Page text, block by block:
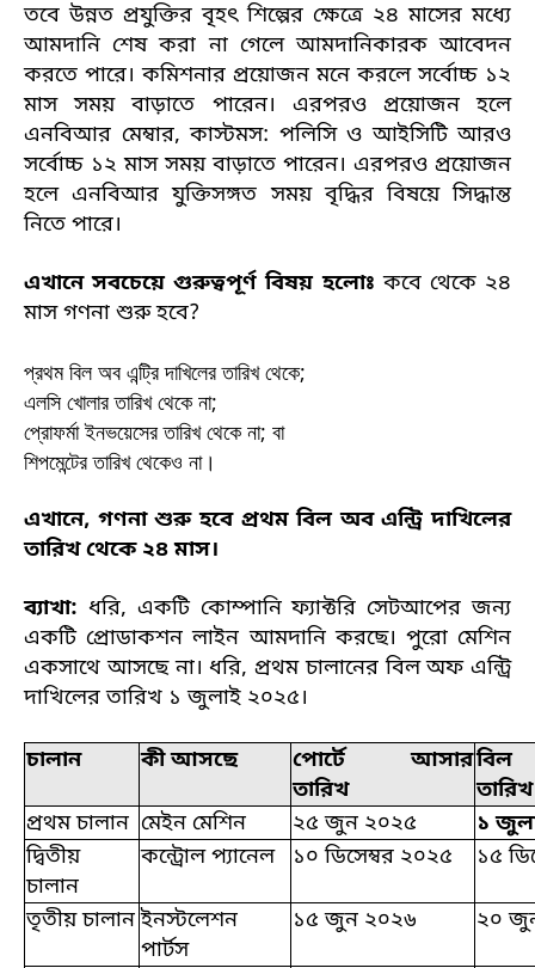
তবে উন্নত প্রযুক্তির বৃহৎ শিল্পের ক্ষেত্রে ২৪ মাসের মধ্যে
আমদানি শেষ করা না গেলে আমদানিকারক আবেদন
করতে পারে। কমিশনার প্রয়োজন মনে করলে সর্বোচ্চ ১২
মাস সময় বাড়াতে পারেন। এরপরও প্রয়োজন হলে
এনবিআর মেম্বার, কাস্টমস: পলিসি ও আইসিটি আরও
সর্বোচ্চ ১২ মাস সময় বাড়াতে পারেন। এরপরও প্রয়োজন
হলে এনবিআর যুক্তিসঙ্গত সময় বৃদ্ধির বিষয়ে সিদ্ধান্ত
নিতে পারে।
এখানে সবচেয়ে গুরুত্বপূর্ণ বিষয় হলোঃকবে থেকে ২৪
মাস গণনা শুরু হবে?
প্রথম বিল অব এন্ট্রি দাখিলের তারিখ থেকে;
এলসি খোলার তারিখ থেকে না;
প্রোফর্মা ইনভয়েসের তারিখ থেকে না; বা
শিপমেন্টের তারিখ থেকেও না।
এখানে, গণনা শুরু হবে প্রথম বিল অব এন্ট্রি দাখিলের
তারিখ থেকে ২৪ মাস।
ব্যাখা: ধরি, একটি কোম্পানি ফ্যাক্টরি সেটআপের জন্য
একটি প্রোডাকশন লাইন আমদানি করছে। পুরো মেশিন
একসাথে আসছে না। ধরি, প্রথম চালানের বিল অফ এন্ট্রি
দাখিলের তারিখ ১ জুলাই ২০২৫।
চালান কী আসছে
পোর্টে আসার
তারিখ
বিল
তারিখ
প্রথম চালান মেইন মেশিন ২৫ জুন ২০২৫
১
দ্বিতীয়
চালান
কন্ট্রোল প্যানেল ১০ ডিসেম্বর ২০২৫ ১৫
তৃতীয় চালান ইনস্টলেশন
পার্টস
১৫ জুন ২০২৬ ২০